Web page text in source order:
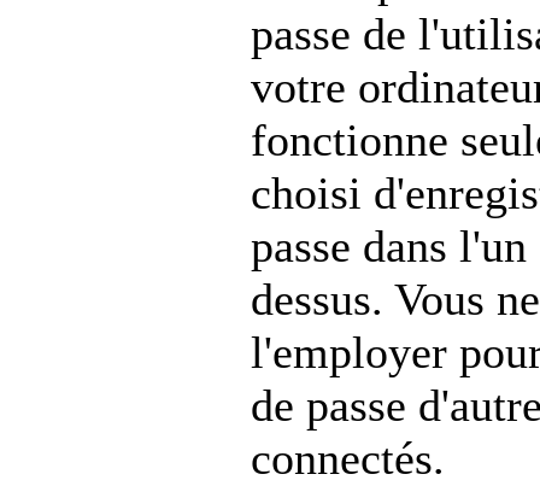
passe de
votre
fonctionne
choisi
passe dans
dessus. Vous
l'employer
de passe
connectés.